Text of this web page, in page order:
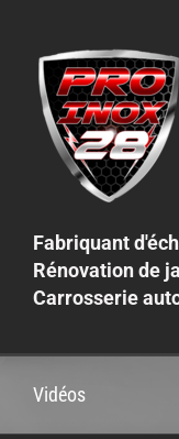
content
Fabriquant
Rénovation de
Carrosserie
Vidéos